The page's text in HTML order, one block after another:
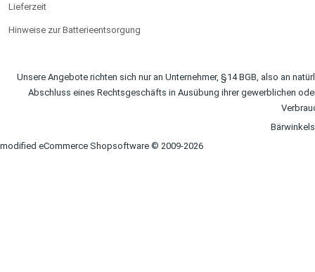
Lieferzeit
Hinweise zur Batterieentsorgung
Unsere Angebote richten sich nur an Unternehmer, §14 BGB, also an
Abschluss eines Rechtsgeschäfts in Ausübung ihrer gewerblichen
modified eCommerce Shopsoftware © 2009-2026